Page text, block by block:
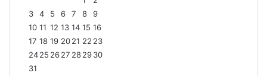
3
4 5 6 7 8
9
10 11 12 13 14 15 16
17 18 19 2021 22 23
2425 2627 282930
31